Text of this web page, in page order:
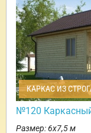
КАРКАС ИЗ
№120
Размер: 6х7,5 м